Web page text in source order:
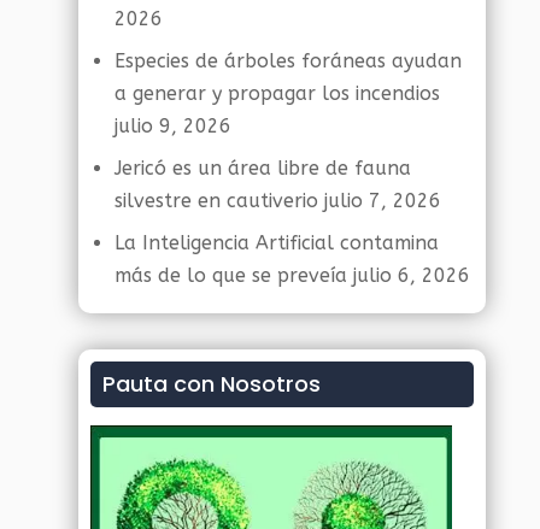
2026
Especies de árboles foráneas ayudan
a generar y propagar los incendios
julio 9, 2026
Jericó es un área libre de fauna
silvestre en cautiverio julio 7, 2026
La Inteligencia Artificial contamina
más de lo que se preveía julio 6, 2026
Pauta con Nosotros